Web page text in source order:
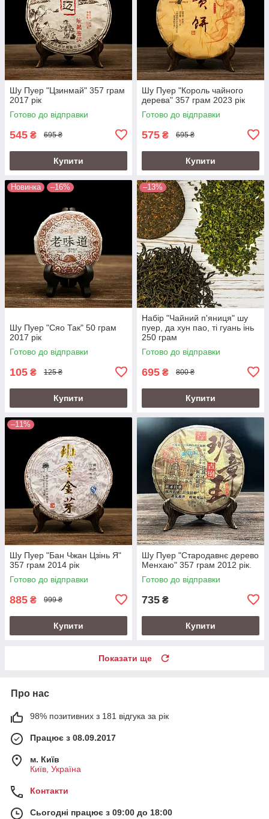
Шу Пуер "Цзинмай" 357 грам
2017 рік
Готово до відправки
545 ₴ 695 ₴
Купити
Шу Пуер "Король чайного
дерева" 357 грам 2023 рік
Готово до відправки
575 ₴ 695 ₴
Купити
Новинка –16%
Шу Пуер "Сяо Так" 50 грам
2017 рік
Готово до відправки
105 ₴ 125 ₴
Купити
–13%
Набір "Чайний п'яниця" шу
пуер, да хун пао, ті гуань інь
250 грам
Готово до відправки
695 ₴ 800 ₴
Купити
–11%
Шу Пуер "Бан Чжан Цзінь Я"
357 грам 2014 рік
Готово до відправки
885 ₴ 999 ₴
Купити
Шу Пуер "Стародавнє дерево
Менхаю" 357 грам 2012 рік.
Готово до відправки
735 ₴
Купити
Показати ще
Про нас
98% позитивних з 181 відгука за рік
Працює з 08.09.2017
м. Київ
Київ, Україна
Контакти
Сьогодні працює з 09:00 до 18:00